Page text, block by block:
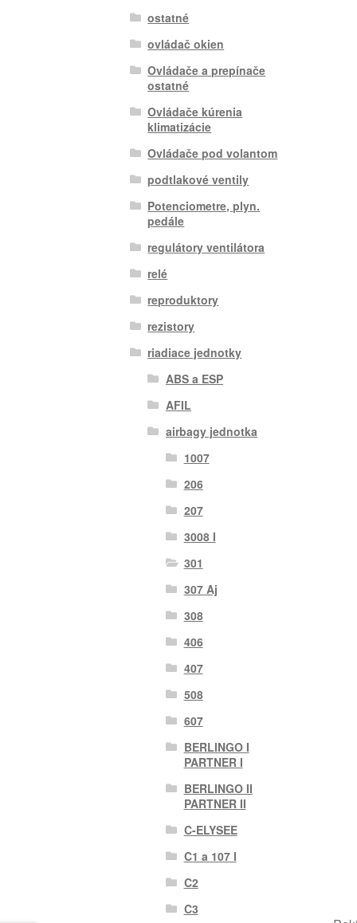
ostatné
ovládač okien
Ovládače a prepínače
ostatné
Ovládače kúrenia
klimatizácie
Ovládače pod volantom
podtlakové ventily
Potenciometre, plyn.
pedále
regulátory ventilátora
relé
reproduktory
rezistory
riadiace jednotky
ABS a ESP
AFIL
airbagy jednotka
1007
206
207
3008 I
301
307 Aj
308
406
407
508
607
BERLINGO I
PARTNER I
BERLINGO II
PARTNER II
C-ELYSEE
C1 a 107 I
C2
C3